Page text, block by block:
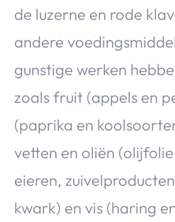
de luzerne en rode
andere
gunstige werken
zoals fruit (appels en
(paprika en
vetten en oliën
eieren,
kwark) en vis (haring